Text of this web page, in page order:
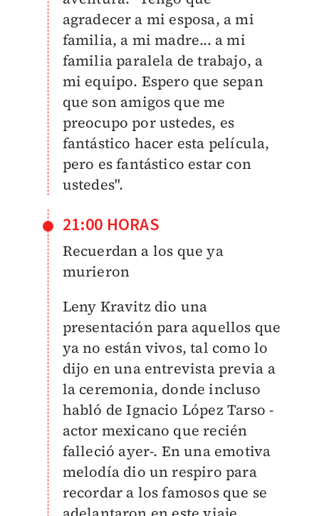
agradecer a mi esposa, a mi
familia, a mi madre... a mi
familia paralela de trabajo, a
mi equipo. Espero que sepan
que son amigos que me
preocupo por ustedes, es
fantástico hacer esta película,
pero es fantástico estar con
ustedes".
21:00 HORAS
Recuerdan a los que ya
murieron
Leny Kravitz dio una
presentación para aquellos que
ya no están vivos, tal como lo
dijo en una entrevista previa a
la ceremonia, donde incluso
habló de Ignacio López Tarso -
actor mexicano que recién
falleció ayer-. En una emotiva
melodía dio un respiro para
recordar a los famosos que se